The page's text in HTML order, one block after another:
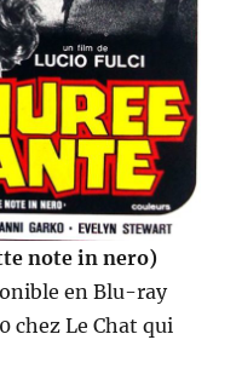
note in nero)
en Blu-ray
chez Le Chat qui